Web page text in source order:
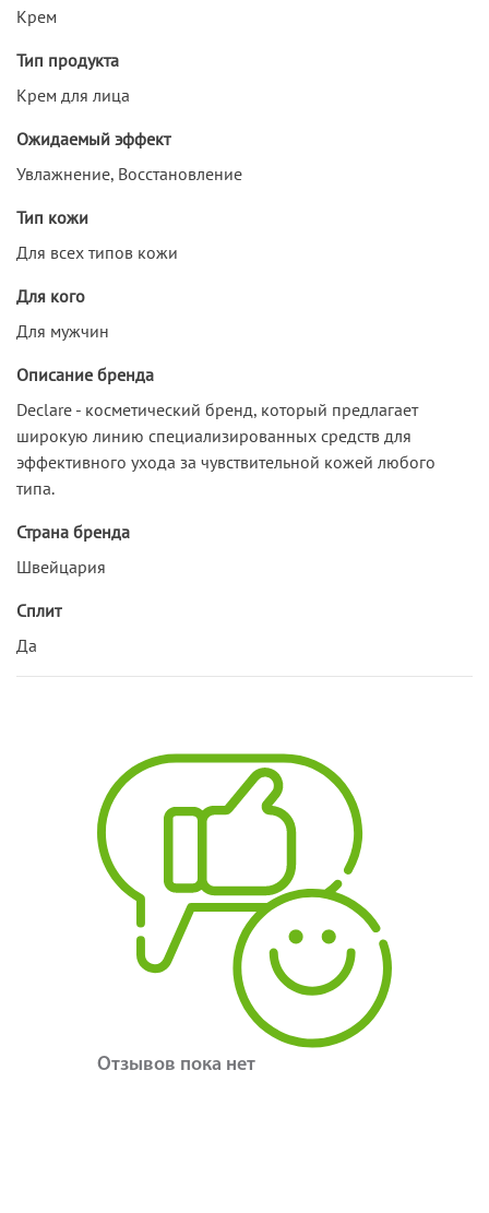
Крем
Тип продукта
Крем для лица
Ожидаемый эффект
Увлажнение, Восстановление
Тип кожи
Для всех типов кожи
Для кого
Для мужчин
Описание бренда
Declare - косметический бренд, который предлагает
широкую линию специализированных средств для
эффективного ухода за чувствительной кожей любого
типа.
Страна бренда
Швейцария
Сплит
Да
Отзывов пока нет